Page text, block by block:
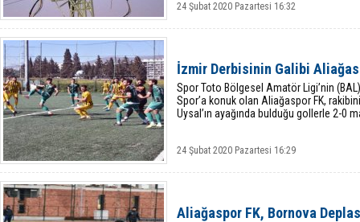
24 Şubat 2020 Pazartesi 16:32
İzmir Derbisinin Galibi
Spor Toto Bölgesel Amatör Ligi’nin
Spor’a konuk olan Aliağaspor FK,
Uysal’ın ayağında bulduğu gollerle 2-0
24 Şubat 2020 Pazartesi 16:29
Aliağaspor FK, Bornova